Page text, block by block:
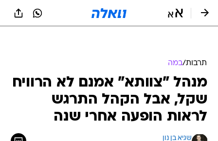
תרבות/במה
מנהל "צוותא" אמנם לא הרוויח
שקל, אבל הקהל התרגש
לראות הופעה אחרי שנה
שגיא בן נון